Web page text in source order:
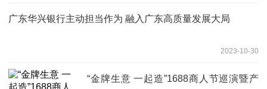
广东华兴银行主动担当作为 融入广东高质量发展大局
2023-10-30
“金牌生意 一起造”1688商人节巡演暨产